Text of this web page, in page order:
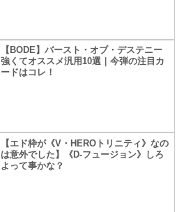
【BODE】バースト・オブ・デステニー
強くてオススメ汎用10選｜今弾の注目カ
ードはコレ！
【エド枠が《V・HEROトリニティ》なの
は意外でした】《D-フュージョン》しろ
よって事かな？